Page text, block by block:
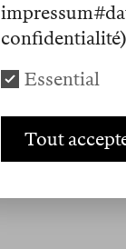
confidentialité)
Essential
Tout